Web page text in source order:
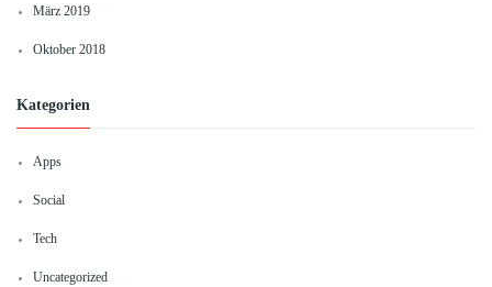
März 2019
Oktober 2018
Kategorien
Apps
Social
Tech
Uncategorized